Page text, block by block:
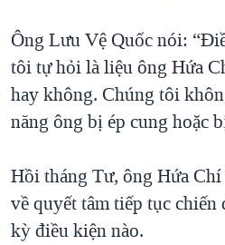
Ông Lưu Vệ Quốc nói:
tôi tự hỏi là liệu ông Hứa
hay không. Chúng tôi
năng ông bị ép cung hoặc
Hồi tháng Tư, ông Hứa
về quyết tâm tiếp tục
kỳ điều kiện nào.